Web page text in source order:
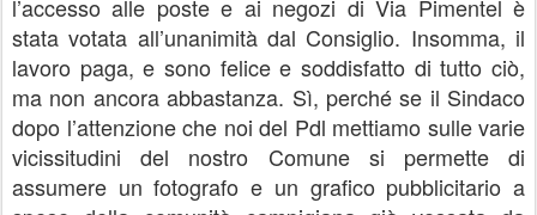
l’accesso alle poste e ai negozi di Via Pimentel è
stata votata all’unanimità dal Consiglio. Insomma, il
lavoro paga, e sono felice e soddisfatto di tutto ciò,
ma non ancora abbastanza. Sì, perché se il Sindaco
dopo l’attenzione che noi del Pdl mettiamo sulle varie
vicissitudini del nostro Comune si permette di
assumere un fotografo e un grafico pubblicitario a